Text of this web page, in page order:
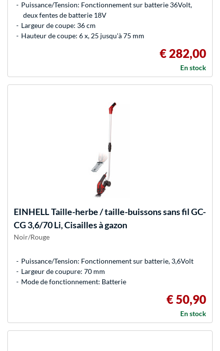
Puissance/Tension: Fonctionnement sur batterie 36Volt,
deux fentes de batterie 18V
Largeur de coupe: 36 cm
Hauteur de coupe: 6 x, 25 jusqu'à 75 mm
€ 282,00
En stock
EINHELLTaille-herbe / taille-buissons sans fil GC-
CG 3,6/70 Li, Cisailles à gazon
Noir/Rouge
Puissance/Tension: Fonctionnement sur batterie, 3,6Volt
Largeur de coupure: 70 mm
Mode de fonctionnement: Batterie
€ 50,90
En stock